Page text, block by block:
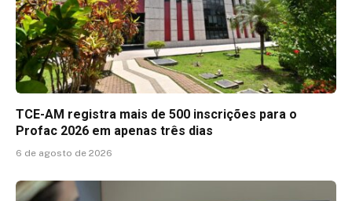
TCE-AM registra mais de 500 inscrições para o
Profac 2026 em apenas três dias
6 de agosto de 2026